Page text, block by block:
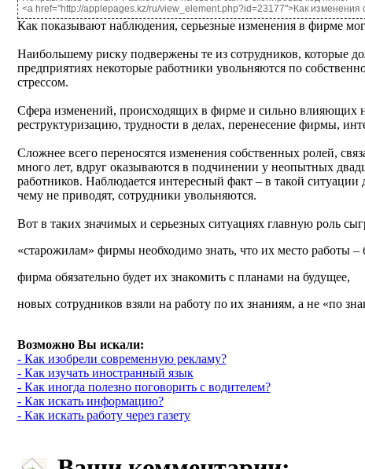
<a href="http://applepages.kz/ru/view_element.php?id=23177">Как
Как показывают наблюдения, серьезные изменения в фирме
Наибольшему риску подвержены те из сотрудников, которые
предприятиях некоторые работники увольняются по
стрессом.
Сфера изменений, происходящих в фирме и сильно влияющих
реструктуризацию, трудности в делах, перенесение фирмы,
Сложнее всего переносятся изменения собственных ролей,
много лет, вдруг оказываются в подчинении у неопытных
работников. Наблюдается интересный факт – в такой
чему не приводят, сотрудники увольняются.
Вот в таких значимых и серьезных ситуациях главную роль
«старожилам» фирмы необходимо знать, что их место работы –
фирма обязательно будет их знакомить с планами на будущее,
новых сотрудников взяли на работу по их знаниям, а не «по
Возможно Вы искали:
- Как изобрели современную рекламу?
- Как изучать иностранный язык
- Как иногда полезно поговорить с водителем?
- Как искать информацию?
- Как искать работу через газету